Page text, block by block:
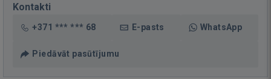
Kontakti
+371 *** *** 68 E-pasts WhatsApp
Piedāvāt pasūtījumu